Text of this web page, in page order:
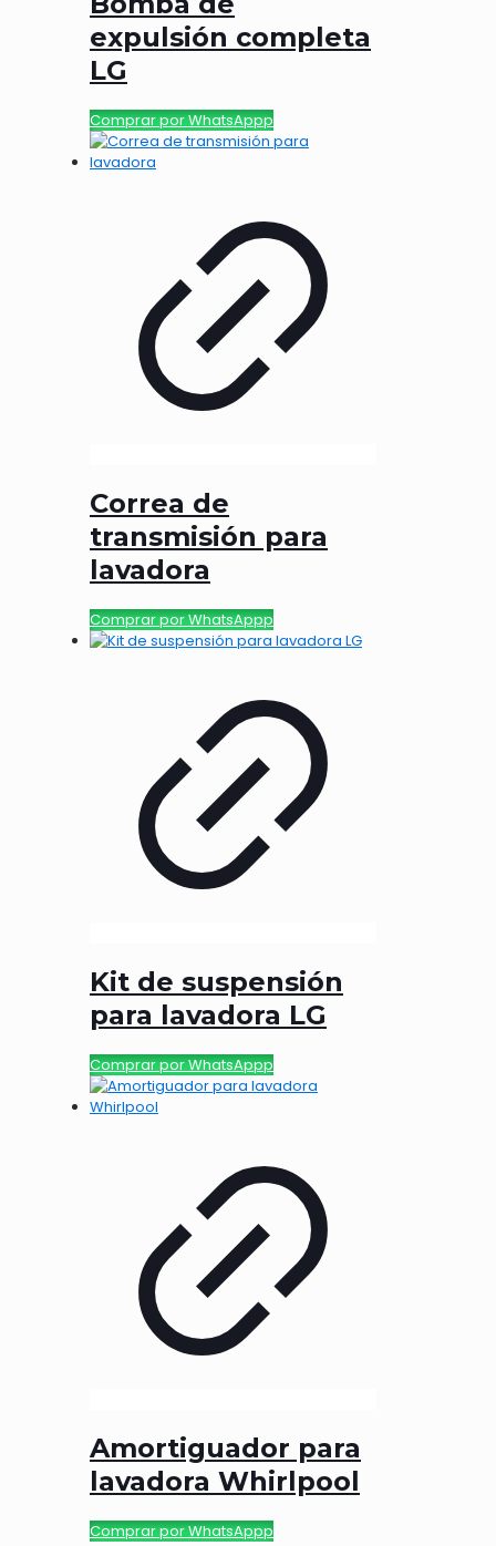
expulsión completa
LG
Comprar por WhatsAppp
Correa de
transmisión para
lavadora
Comprar por WhatsAppp
Kit de suspensión
para lavadora LG
Comprar por WhatsAppp
Amortiguador para
lavadora Whirlpool
Comprar por WhatsAppp